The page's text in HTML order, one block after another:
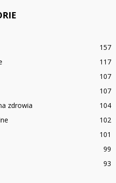
157
117
107
107
zdrowia
104
102
101
99
93